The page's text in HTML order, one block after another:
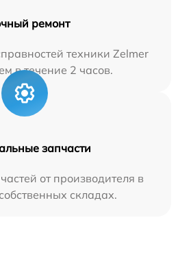
ремонт
техники Zelmer
в течение 2 часов.
запчасти
от производителя в
складах.